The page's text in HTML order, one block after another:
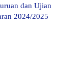
dan Ujian
2024/2025